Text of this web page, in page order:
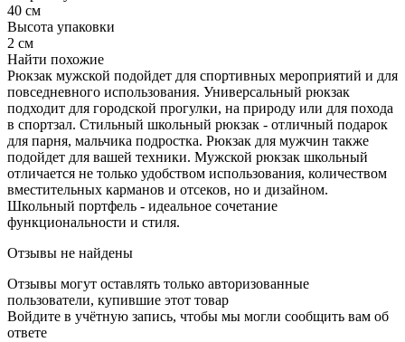
40 см
Высота упаковки
2 см
Найти похожие
Рюкзак мужской подойдет для спортивных мероприятий и для
повседневного использования. Универсальный рюкзак
подходит для городской прогулки, на природу или для похода
в спортзал. Стильный школьный рюкзак - отличный подарок
для парня, мальчика подростка. Рюкзак для мужчин также
подойдет для вашей техники. Мужской рюкзак школьный
отличается не только удобством использования, количеством
вместительных карманов и отсеков, но и дизайном.
Школьный портфель - идеальное сочетание
функциональности и стиля.
Отзывы не найдены
Отзывы могут оставлять только авторизованные
пользователи, купившие этот товар
Войдите в учётную запись, чтобы мы могли сообщить вам об
ответе